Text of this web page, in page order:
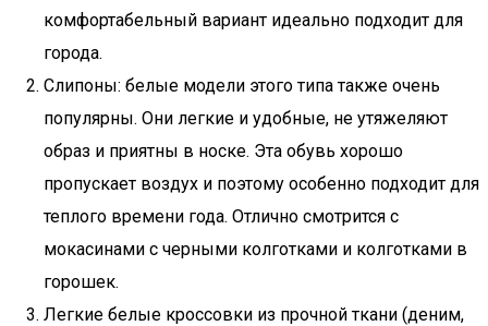
комфортабельный вариант идеально подходит для
города.
Слипоны: белые модели этого типа также очень
популярны. Они легкие и удобные, не утяжеляют
образ и приятны в носке. Эта обувь хорошо
пропускает воздух и поэтому особенно подходит для
теплого времени года. Отлично смотрится с
мокасинами с черными колготками и колготками в
горошек.
Легкие белые кроссовки из прочной ткани (деним,